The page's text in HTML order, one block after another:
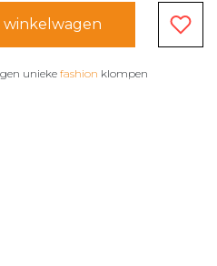
winkelwagen
unieke fashion klompen